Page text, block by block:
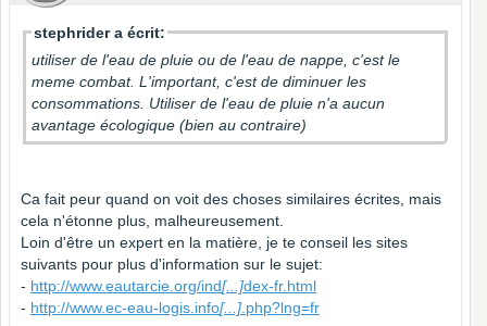
stephrider a écrit:
utiliser de l'eau de pluie ou de l'eau de nappe, c'est le
meme combat. L'important, c'est de diminuer les
consommations. Utiliser de l'eau de pluie n'a aucun
avantage écologique (bien au contraire)
Ca fait peur quand on voit des choses similaires écrites, mais
cela n'étonne plus, malheureusement.
Loin d'être un expert en la matière, je te conseil les sites
suivants pour plus d'information sur le sujet:
- http://www.eautarcie.org/ind[...]dex-fr.html
- http://www.ec-eau-logis.info[...] .php?lng=fr